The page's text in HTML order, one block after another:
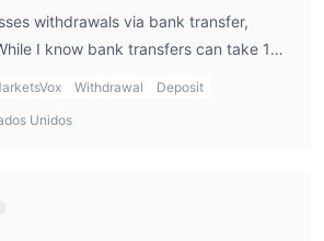
withdrawals via bank transfer,
I know bank transfers can take 1-7
faster withdrawal methods like
quicker access to my funds.
Withdrawal
Deposit
Unidos